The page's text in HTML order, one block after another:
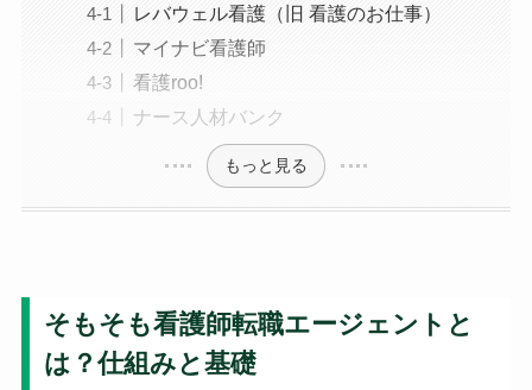
レバウェル看護（旧 看護のお仕事）
マイナビ看護師
看護roo!
ナース人材バンク
もっと見る
そもそも看護師転職エージェントと
は？仕組みと基礎